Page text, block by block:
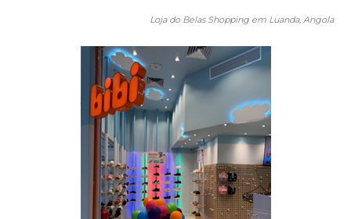
Loja do Belas Shopping em Luanda, Angola